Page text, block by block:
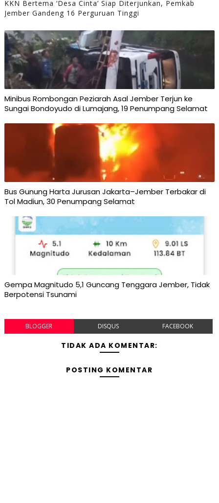
KKN Bertema ‘Desa Cinta’ Siap Diterjunkan, Pemkab
Jember Gandeng 16 Perguruan Tinggi
Minibus Rombongan Peziarah Asal Jember Terjun ke
Sungai Bondoyudo di Lumajang, 19 Penumpang Selamat
Bus Gunung Harta Jurusan Jakarta–Jember Terbakar di
Tol Madiun, 30 Penumpang Selamat
Gempa Magnitudo 5,1 Guncang Tenggara Jember, Tidak
Berpotensi Tsunami
BLOGGER DISQUS FACEBOOK
TIDAK ADA KOMENTAR:
POSTING KOMENTAR